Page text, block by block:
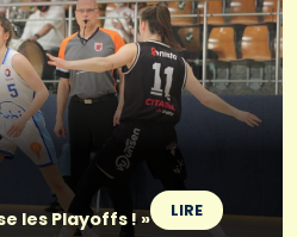
les Playoffs ! »
LIRE